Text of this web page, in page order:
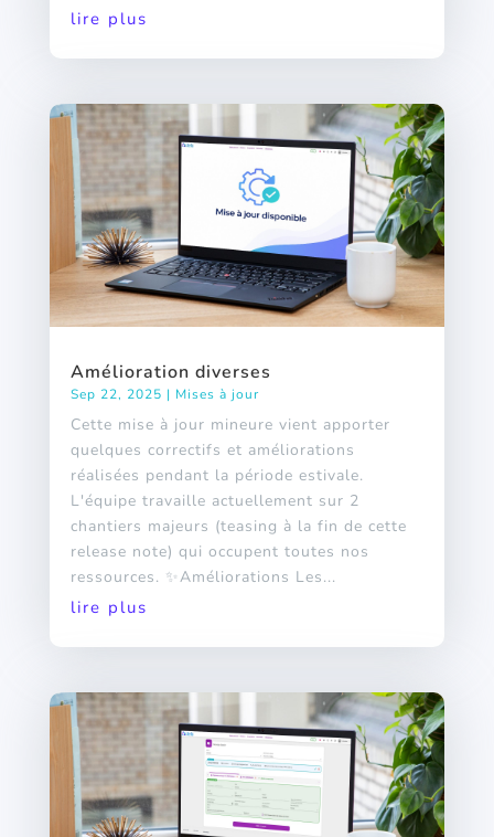
lire plus
Amélioration diverses
Sep 22, 2025 | Mises à jour
Cette mise à jour mineure vient apporter
quelques correctifs et améliorations
réalisées pendant la période estivale.
L'équipe travaille actuellement sur 2
chantiers majeurs (teasing à la fin de cette
release note) qui occupent toutes nos
ressources. ✨Améliorations Les...
lire plus